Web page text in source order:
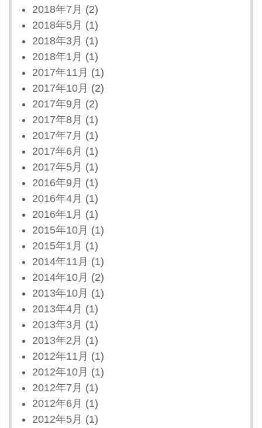
2018年7月 (2)
2018年5月 (1)
2018年3月 (1)
2018年1月 (1)
2017年11月 (1)
2017年10月 (2)
2017年9月 (2)
2017年8月 (1)
2017年7月 (1)
2017年6月 (1)
2017年5月 (1)
2016年9月 (1)
2016年4月 (1)
2016年1月 (1)
2015年10月 (1)
2015年1月 (1)
2014年11月 (1)
2014年10月 (2)
2013年10月 (1)
2013年4月 (1)
2013年3月 (1)
2013年2月 (1)
2012年11月 (1)
2012年10月 (1)
2012年7月 (1)
2012年6月 (1)
2012年5月 (1)